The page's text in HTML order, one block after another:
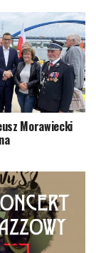
Morawiecki